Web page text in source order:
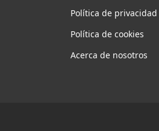
Política de privacidad
Política de cookies
Acerca de nosotros